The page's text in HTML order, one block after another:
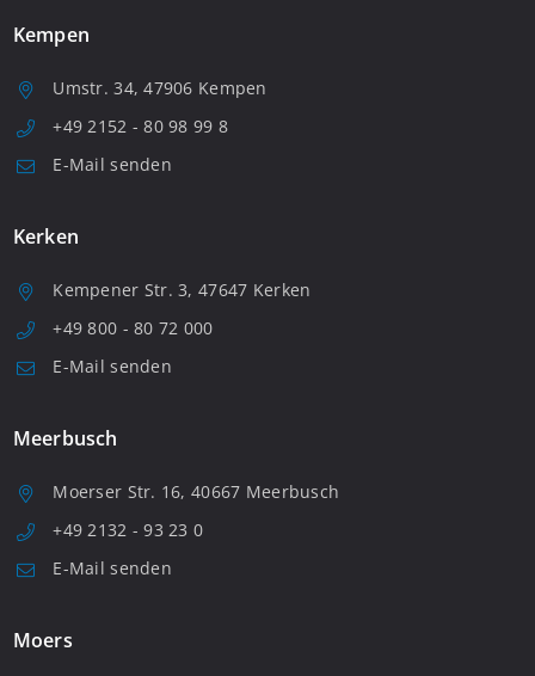
Kempen
Umstr. 34, 47906 Kempen
+49 2152 - 80 98 99 8
E-Mail senden
Kerken
Kempener Str. 3, 47647 Kerken
+49 800 - 80 72 000
E-Mail senden
Meerbusch
Moerser Str. 16, 40667 Meerbusch
+49 2132 - 93 23 0
E-Mail senden
Moers